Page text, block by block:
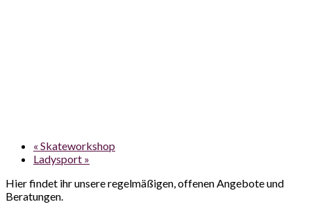
« Skateworkshop
Ladysport »
Hier findet ihr unsere regelmäßigen, offenen Angebote und
Beratungen.